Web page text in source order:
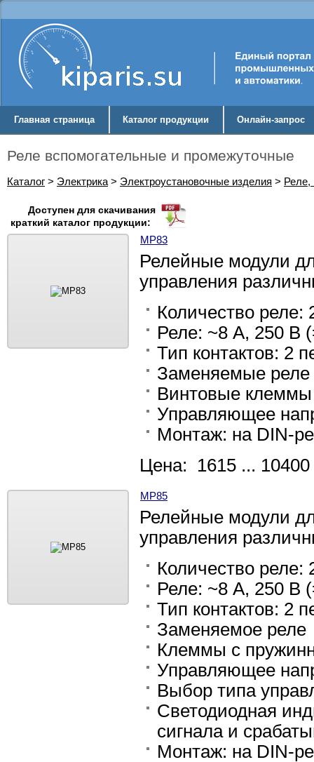
Главная страница Каталог продукции Онлайн-запрос
Реле вспомогательные и промежуточные
Каталог > Электрика > Электроустановочные изделия > Реле,
Доступен для скачивания
краткий каталог продукции:
МР83
Релейные модули
управления
Количество реле:
Реле: ~8 А, 250 В
Тип контактов: 2
Заменяемые реле
Винтовые клеммы
Управляющее
Монтаж: на DIN-
Цена: 1615 ... 10400
МР85
Релейные модули
управления
Количество реле:
Реле: ~8 А, 250 В
Тип контактов: 2
Заменяемое реле
Клеммы с
Управляющее
Выбор типа
Светодиодная
сигнала и
Монтаж: на DIN-